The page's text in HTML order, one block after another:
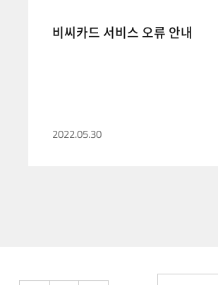
비씨카드 서비스 오류 안내
2022.05.30